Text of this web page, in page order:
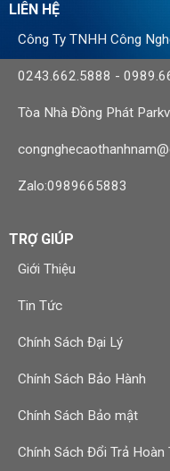
LIÊN HỆ
Công Ty TNHH Công
0243.662.5888 -
Tòa Nhà Đồng Phát
Zalo:0989665883
TRỢ GIÚP
Giới Thiệu
Tin Tức
Chính Sách Đại Lý
Chính Sách Bảo Hành
Chính Sách Bảo mật
Chính Sách Đổi Trả Hoàn